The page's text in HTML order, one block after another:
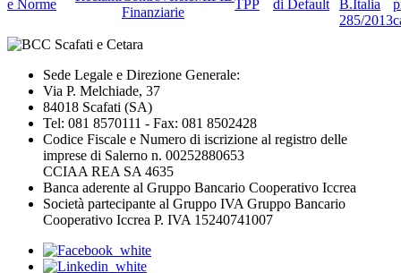
e Norme
Finanziarie
TPP
di Default
B.Italia
285/2013
Sede Legale e Direzione Generale:
Via P. Melchiade, 37
84018 Scafati (SA)
Tel: 081 8570111 - Fax: 081 8502428
Codice Fiscale e Numero di iscrizione al registro delle
imprese di Salerno n. 00252880653
CCIAA REA SA 4635
Banca aderente al Gruppo Bancario Cooperativo Iccrea
Società partecipante al Gruppo IVA Gruppo Bancario
Cooperativo Iccrea P. IVA 15240741007